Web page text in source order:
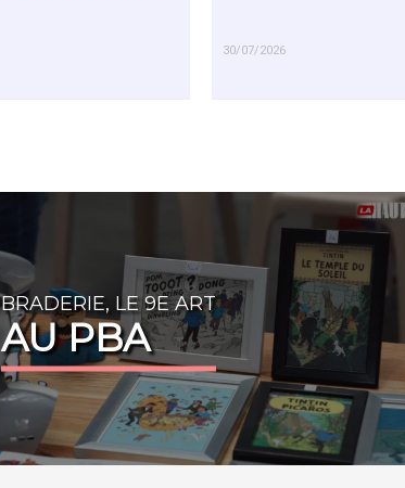
30/07/2026
BRADERIE, LE 9E ART
AU PBA